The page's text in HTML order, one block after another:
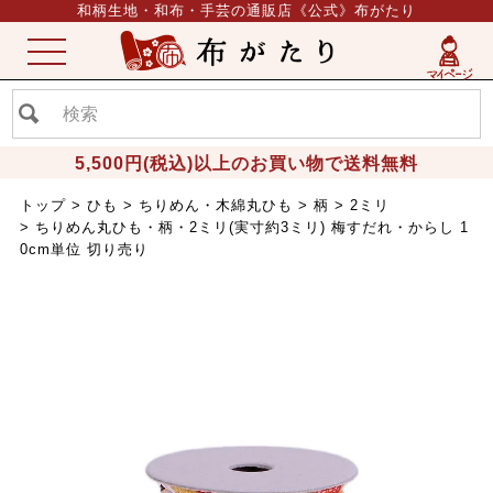
和柄生地・和布・手芸の通販店《公式》布がたり
5,500円(税込)以上のお買い物で送料無料
ME
NU
トップ ひも ちりめん・木綿丸ひも 柄
2ミリ
ちりめん丸ひも・柄・2ミリ(実寸約3ミリ) 梅すだれ・からし 1
0cm単位 切り売り